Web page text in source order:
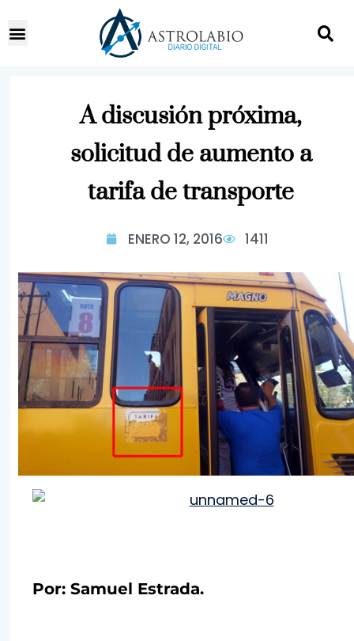
A discusión próxima,
solicitud de aumento a
tarifa de transporte
ENERO 12, 2016 1411
Por: Samuel Estrada.